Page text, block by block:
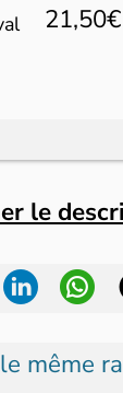
21,50€
le
même